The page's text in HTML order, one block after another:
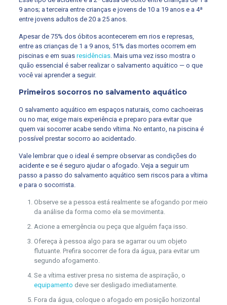
9 anos; a terceira entre crianças e jovens de 10 a 19 anos e a 4ª
entre jovens adultos de 20 a 25 anos.
Apesar de 75% dos óbitos acontecerem em rios e represas,
entre as crianças de 1 a 9 anos, 51% das mortes ocorrem em
piscinas e em suas residências. Mais uma vez isso mostra o
quão essencial é saber realizar o salvamento aquático — o que
você vai aprender a seguir.
Primeiros socorros no salvamento aquático
O salvamento aquático em espaços naturais, como cachoeiras
ou no mar, exige mais experiência e preparo para evitar que
quem vai socorrer acabe sendo vítima. No entanto, na piscina é
possível prestar socorro ao acidentado.
Vale lembrar que o ideal é sempre observar as condições do
acidente e se é seguro ajudar o afogado. Veja a seguir um
passo a passo do salvamento aquático sem riscos para a vítima
e para o socorrista.
Observe se a pessoa está realmente se afogando por meio
da análise da forma como ela se movimenta.
Acione a emergência ou peça que alguém faça isso.
Ofereça à pessoa algo para se agarrar ou um objeto
flutuante. Prefira socorrer de fora da água, para evitar um
segundo afogamento.
Se a vítima estiver presa no sistema de aspiração, o
equipamento deve ser desligado imediatamente.
Fora da água, coloque o afogado em posição horizontal